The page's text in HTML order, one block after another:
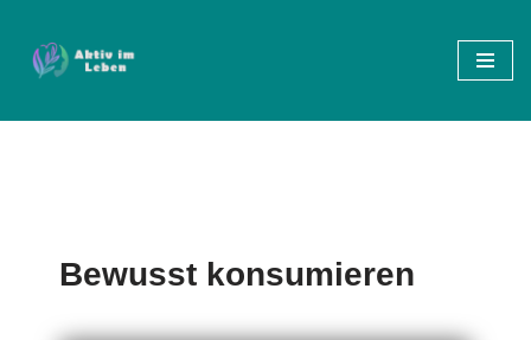
Zum
springen
Bewusst konsumieren